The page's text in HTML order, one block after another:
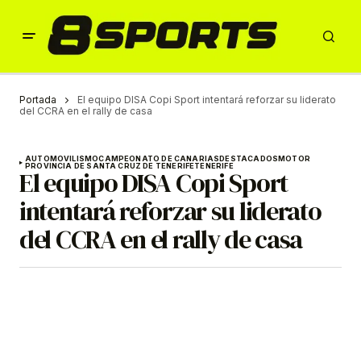
Portada
El equipo DISA Copi Sport intentará reforzar su liderato
del CCRA en el rally de casa
AUTOMOVILISMOCAMPEONATO DE CANARIASDESTACADOSMOTOR
PROVINCIA DE SANTA CRUZ DE TENERIFETENERIFE
El equipo DISA Copi Sport
intentará reforzar su liderato
del CCRA en el rally de casa